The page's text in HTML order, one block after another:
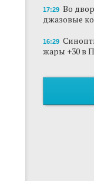
17:29 Во
джазовые
16:29
жары +30 в